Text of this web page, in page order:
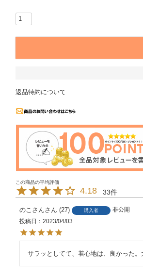
返品特約について
4.18 33
のこさん 27 購入者
非公開
投稿日
2023/04/03
サラッとしてて、着心地は、良かった